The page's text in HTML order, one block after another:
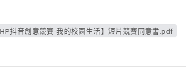
抖音創意競賽-我的校園生活】短片競賽同意書.pdf